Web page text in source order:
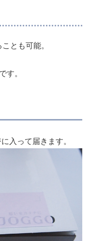
とも可能。
す。
入って届きます。